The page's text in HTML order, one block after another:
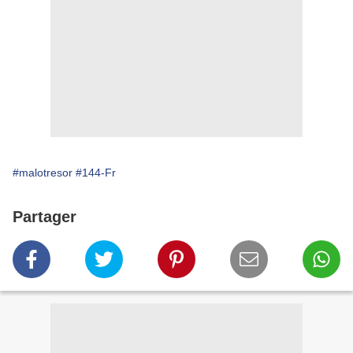
#malotresor #144-Fr
Partager